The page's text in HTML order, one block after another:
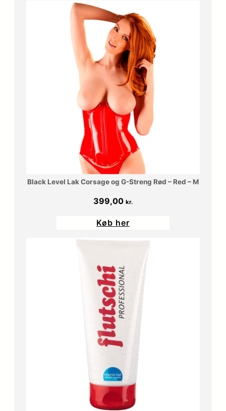
Black Level Lak Corsage og G-Streng Rød – Red – M
399,00 kr.
Køb her